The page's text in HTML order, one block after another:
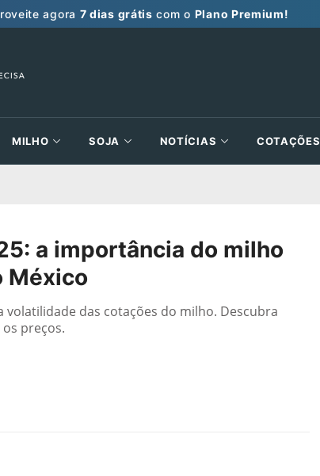
agora 7 dias grátis com o Plano Premium!
MILHO SOJA NOTÍCIAS COTAÇÕES
a importância do milho
México
das cotações do milho. Descubra
preços.